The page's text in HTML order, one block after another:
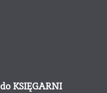
KSIĘGARNI